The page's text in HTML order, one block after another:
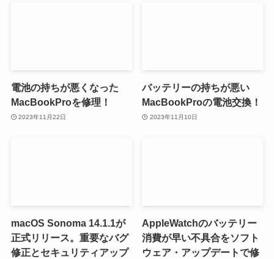
電池の持ちが悪くなった
MacBookProを修理！
2023年11月22日
バッテリーの持ちが悪い
MacBookProの電池交換！
2023年11月10日
macOS Sonoma 14.1.1が
正式リリース。重要なバグ
修正とセキュリティアップ
AppleWatchのバッテリー
消費が早い不具合をソフト
ウェア・アップデートで修